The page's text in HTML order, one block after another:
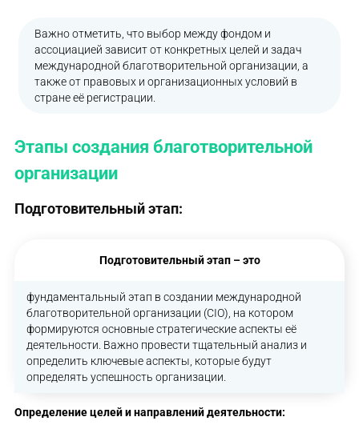
Важно отметить, что выбор между фондом и
ассоциацией зависит от конкретных целей и задач
международной благотворительной организации, а
также от правовых и организационных условий в
стране её регистрации.
Этапы создания благотворительной
организации
Подготовительный этап:
Подготовительный этап – это
фундаментальный этап в создании международной
благотворительной организации (CIO), на котором
формируются основные стратегические аспекты её
деятельности. Важно провести тщательный анализ и
определить ключевые аспекты, которые будут
определять успешность организации.
Определение целей и направлений деятельности: